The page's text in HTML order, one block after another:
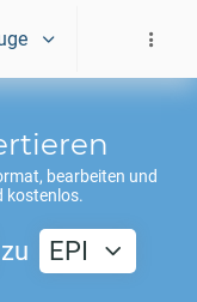
bearbeiten und
kostenlos.
zu EPI